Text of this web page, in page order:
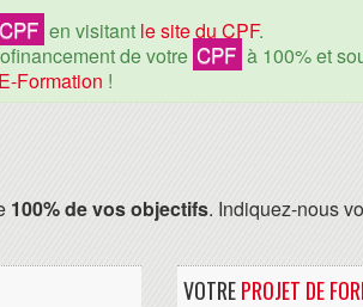
CPF en visitant le site du CPF.
de votre CPF à 100% et
Formation !
100% de vos objectifs. Indiquez-nous
VOTREPROJET DE